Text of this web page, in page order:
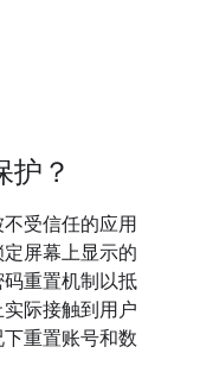
护？
受信任的应用
屏幕上显示的
重置机制以抵
际接触到用户
重置账号和数